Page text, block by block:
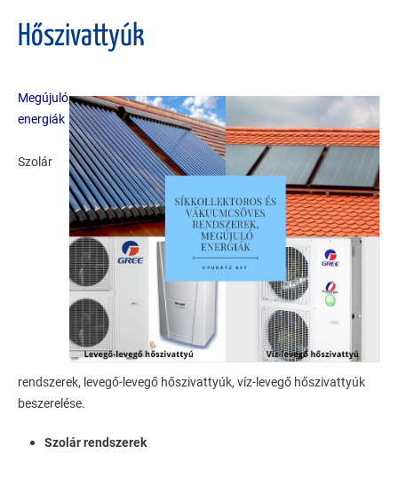
Hőszivattyúk
Megújuló
energiák
Szolár
rendszerek, levegő-levegő hőszivattyúk, víz-levegő hőszivattyúk
beszerelése.
Szolár rendszerek